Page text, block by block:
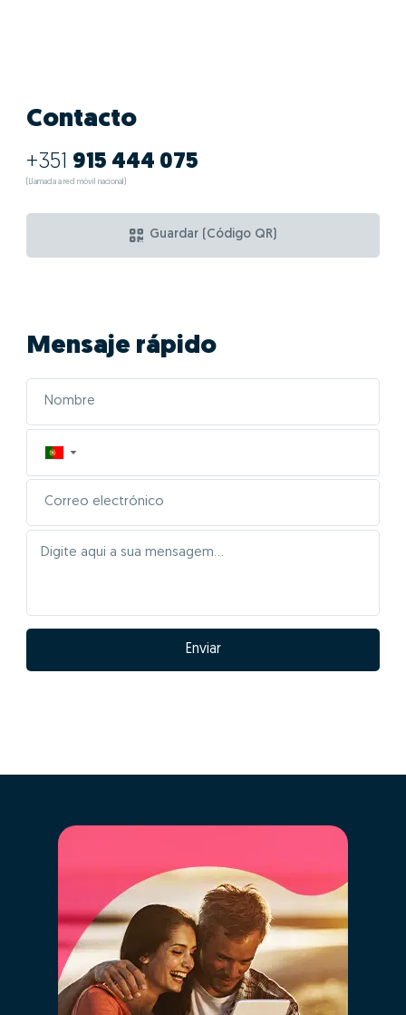
Contacto
+351 915 444 075
(Llamada a red móvil nacional)
Guardar (Código QR)
Mensaje rápido
▼
Enviar